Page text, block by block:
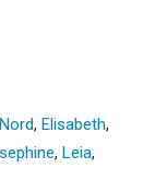
Nord, Elisabeth,
, Leia,